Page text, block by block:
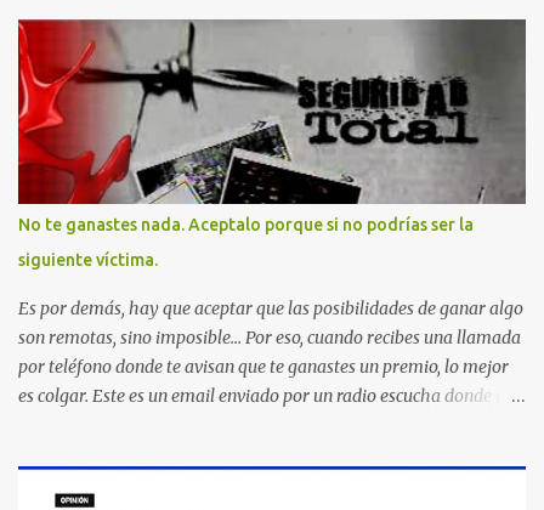
No te ganastes nada. Aceptalo porque si no podrías ser la
siguiente víctima.
Es por demás, hay que aceptar que las posibilidades de ganar algo
son remotas, sino imposible... Por eso, cuando recibes una llamada
por teléfono donde te avisan que te ganastes un premio, lo mejor
es colgar. Este es un email enviado por un radio escucha donde nos